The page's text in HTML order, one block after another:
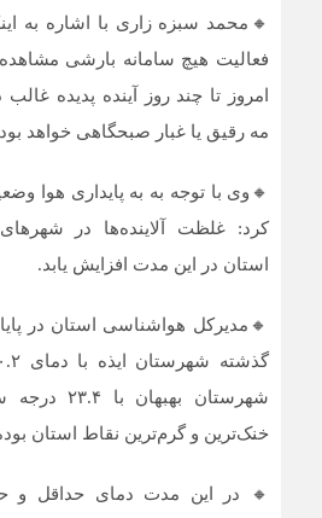
🔸محمد سبزه زاری با اشاره به
فعالیت هیچ سامانه بارشی
امروز تا چند روز آینده پدیده
مه رقیق یا غبار صبحگاهی خواهد
🔸وی با توجه به به پایداری هوا
کرد: غلظت آلاینده‌ها در
استان در این مدت افزایش یابد.
شهرستان
خنک‌ترین و گرم‌ترین نقاط استان
🔸 در این مدت دمای حداقل و